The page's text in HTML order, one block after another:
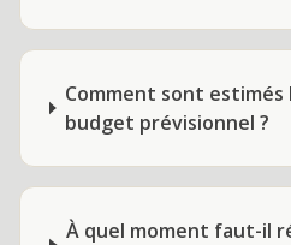
Comment sont estimés
budget prévisionnel ?
À quel moment faut-il